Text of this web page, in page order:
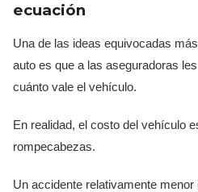
ecuación
Una de las ideas equivocadas
auto es que a las aseguradoras
cuánto vale el vehículo.
En realidad, el costo del vehículo
rompecabezas.
Un accidente relativamente